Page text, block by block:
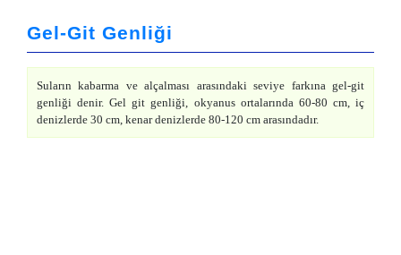
Gel-Git Genliği
Suların kabarma ve alçalması arasındaki seviye farkına gel-git
genliği denir. Gel git genliği, okyanus ortalarında 60-80 cm, iç
denizlerde 30 cm, kenar denizlerde 80-120 cm arasındadır.